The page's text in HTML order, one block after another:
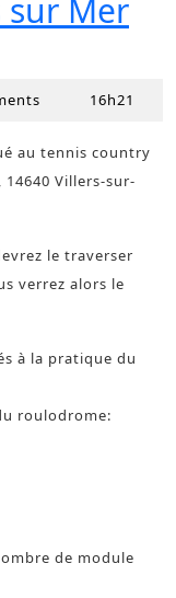
sur Mer
16h21
au tennis country
Villers-sur-
le traverser
verrez alors le
à la pratique du
roulodrome:
de module